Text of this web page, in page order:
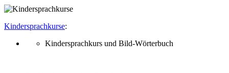
Kindersprachkurse:
Kindersprachkurs und Bild-Wörterbuch